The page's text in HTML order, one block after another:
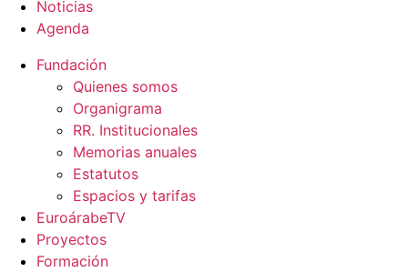
Noticias
Agenda
Fundación
Quienes somos
Organigrama
RR. Institucionales
Memorias anuales
Estatutos
Espacios y tarifas
EuroárabeTV
Proyectos
Formación